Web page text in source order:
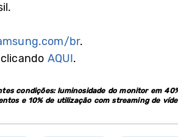
br.
AQUI.
condições: luminosidade do monitor em
e 10% de utilização com streaming de